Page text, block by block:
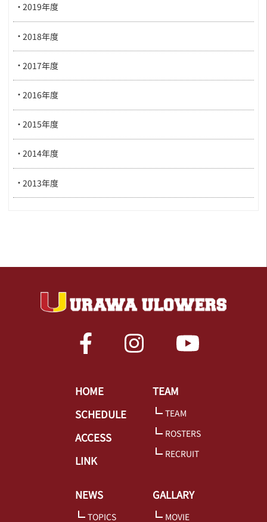
2019年度
2018年度
2017年度
2016年度
2015年度
2014年度
2013年度
HOME
SCHEDULE
ACCESS
LINK
TEAM
TEAM
ROSTERS
RECRUIT
NEWS
TOPICS
GALLARY
MOVIE